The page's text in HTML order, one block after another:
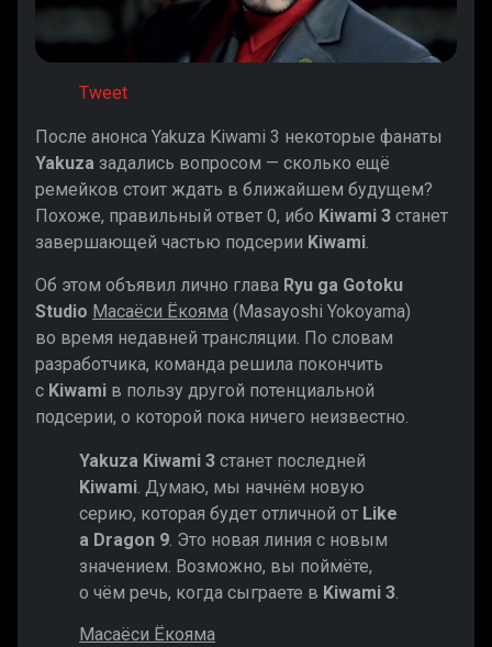
Tweet
После анонса Yakuza Kiwami 3 некоторые фанаты
Yakuza задались вопросом — сколько ещё
ремейков стоит ждать в ближайшем будущем?
Похоже, правильный ответ 0, ибо Kiwami 3 станет
завершающей частью подсерии Kiwami.
Об этом объявил лично глава Ryu ga Gotoku
Studio Масаёси Ёкояма (Masayoshi Yokoyama)
во время недавней трансляции. По словам
разработчика, команда решила покончить
с Kiwami в пользу другой потенциальной
подсерии, о которой пока ничего неизвестно.
Yakuza Kiwami 3 станет последней
Kiwami. Думаю, мы начнём новую
серию, которая будет отличной от Like
a Dragon 9. Это новая линия с новым
значением. Возможно, вы поймёте,
о чём речь, когда сыграете в Kiwami 3.
Масаёси Ёкояма